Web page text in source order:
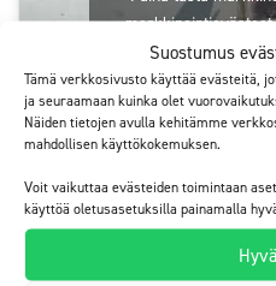
Suostumus
Tämä verkkosivusto käyttää evästeitä,
ja seuraamaan kuinka olet
Näiden tietojen avulla kehitämme
mahdollisen käyttökokemuksen.
Voit vaikuttaa evästeiden toimintaan
käyttöä oletusasetuksilla painamalla
sisällön
ElaProof+SAND Sokkelirouhe